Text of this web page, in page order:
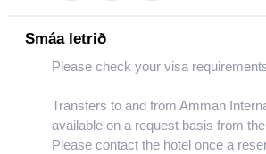
Smáa letrið
Please check your visa
Transfers to and from Amman
available on a request basis from
Please contact the hotel once a